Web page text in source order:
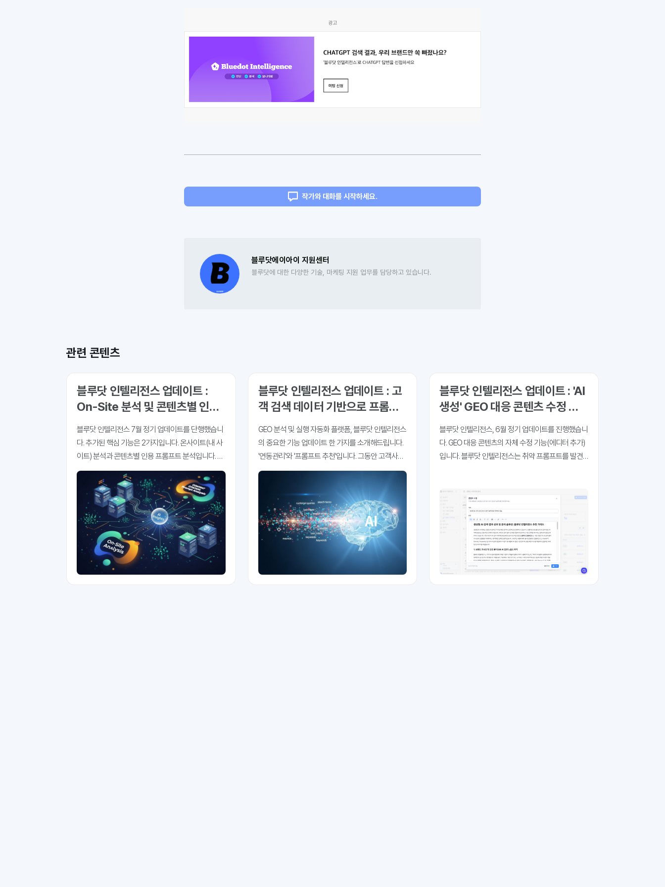
광고
작가와 대화를 시작하세요.
블루닷에이아이 지원센터
블루닷에 대한 다양한 기술, 마케팅 지원 업무를 담당하고 있습니다.
관련 콘텐츠
블루닷 인텔리전스 업데이트 :
On-Site 분석 및 콘텐츠별 인용
프롬프트 분석 추가
블루닷 인텔리전스 7월 정기 업데이트를 단행했습니
다. 추가된 핵심 기능은 2가지입니다. 온사이트(내 사
이트) 분석과 콘텐츠별 인용 프롬프트 분석입니다. 내
홈페이지의 콘텐츠는 얼마나 인용되고 있고, 어떤 AI
검색, 어떤 프롬프트에 더 많이 인용되고 있는지 파악
해 볼 수 있는 메뉴입니다. 우리 회사 홈페이지
블루닷 인텔리전스 업데이트 : 고
객 검색 데이터 기반으로 프롬프
트 추출하기
GEO 분석 및 실행 자동화 플랫폼, 블루닷 인텔리전스
의 중요한 기능 업데이트 한 가지를 소개해드립니다.
'연동관리'와 '프롬프트 추천'입니다. 그동안 고객사들
을 만나면서 가장 자주 받았던 요청 사항 중 하나를 꼽
희 고객이 ChatGPT나 Gemini에 어떤 질문을 하는지
블루닷 인텔리전스 업데이트 : 'AI
생성' GEO 대응 콘텐츠 수정 기
능 추가
블루닷 인텔리전스, 6월 정기 업데이트를 진행했습니
다. GEO 대응 콘텐츠의 자체 수정 기능(에디터 추가)
입니다. 블루닷 인텔리전스는 취약 프롬프트를 발견
기준에 미달하는 프롬프트를 말하는데요. 즉시 콘텐
츠 대응이 필요한